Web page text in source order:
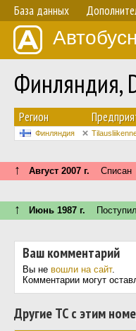
База данных
Финляндия,
Регион
Финляндия
↑ Август 2007 г. Списан
↑ Июнь 1987 г. Поступил
Ваш комментарий
Вы не вошли на сайт.
Комментарии могут
Другие ТС с этим